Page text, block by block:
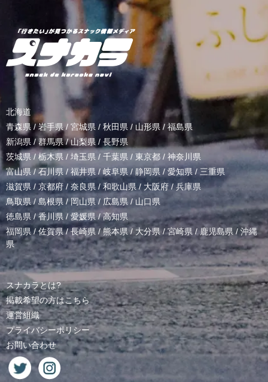
北海道
青森県 / 岩手県/ 宮城県 / 秋田県 / 山形県/ 福島県
新潟県 /群馬県/山梨県 / 長野県
茨城県 / 栃木県 / 埼玉県 / 千葉県 / 東京都 / 神奈川県
富山県 /石川県/福井県/岐阜県 / 静岡県 / 愛知県 / 三重県
滋賀県 / 京都府 / 奈良県 / 和歌山県/ 大阪府 /兵庫県
鳥取県/ 島根県 /岡山県/ 広島県 / 山口県
徳島県 /香川県 / 愛媛県/高知県
福岡県/佐賀県/長崎県 /熊本県/ 大分県/宮崎県 /鹿児島県 / 沖縄
県
スナカラとは?
掲載希望の方はこちら
運営組織
プライバシーポリシー
お問い合わせ